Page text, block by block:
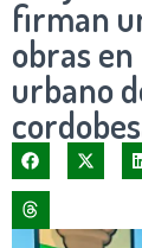
firman
obras
urbano